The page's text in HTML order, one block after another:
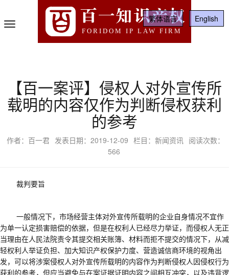
百一知识产权
FORIDOM IP LAW FIRM
English
繁体语言
Toggle
Navigation
【百一案评】侵权人对外宣传所
载明的内容仅作为判断侵权获利
的参考
作者：百一君 发表日期：2019-12-09 栏目：新闻资讯 阅读次数：
566
裁判要旨
一般情况下，市场经营主体对外宣传所载明的企业自身情况不宜作
为单一认定损害赔偿的依据，但是在权利人已经尽力举证，而侵权人无正
当理由在人民法院责令其提交相关账簿、材料而拒不提交的情况下，从减
轻权利人举证负担、加大知识产权保护力度、营造诚信商环境的视角出
发，可以将涉案侵权人对外宣传所载明的内容作为判断侵权人因侵权行为
获利的参考，但应当避免与在案证据证明内容之间相互冲突，以及违背逻